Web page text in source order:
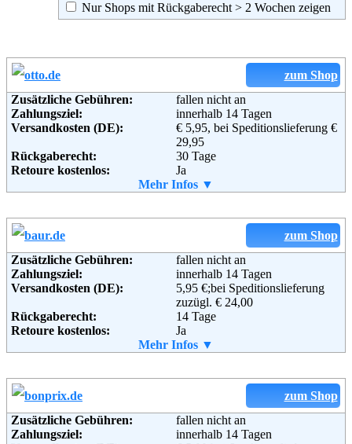
Nur Shops mit Rückgaberecht > 2 Wochen zeigen
zum Shop
Zusätzliche Gebühren:
fallen nicht an
Zahlungsziel:
innerhalb 14 Tagen
Versandkosten (DE):
€ 5,95, bei Speditionslieferung €
29,95
Rückgaberecht:
30 Tage
Retoure kostenlos:
Ja
im Paket enthalten
Weitere Zahlungsmethoden:
Adresse:
Otto GmbH & Co KG
Wandsbeker Straße 3-7
22172 Hamburg
Telefon:
+49 (0)40 - 6461 - 0
Fax:
+49 (0)40 - 6461 - 8571
service@otto.de
Weiterführende
Informationen:
Blog,AGB
Mehr Infos ▼
zum Shop
Zusätzliche Gebühren:
fallen nicht an
Zahlungsziel:
innerhalb 14 Tagen
Versandkosten (DE):
5,95 €;bei Speditionslieferung
zuzügl. € 24,00
Rückgaberecht:
14 Tage
Retoure kostenlos:
Ja
im Paket enthalten
Weitere Zahlungsmethoden:
Adresse:
Baur Versand (GmbH & Co KG)
Mehr Infos ▼
zum Shop
Zusätzliche Gebühren:
fallen nicht an
Zahlungsziel:
innerhalb 14 Tagen